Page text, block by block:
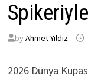
by Ahmet Yıldız
2026 Dünya